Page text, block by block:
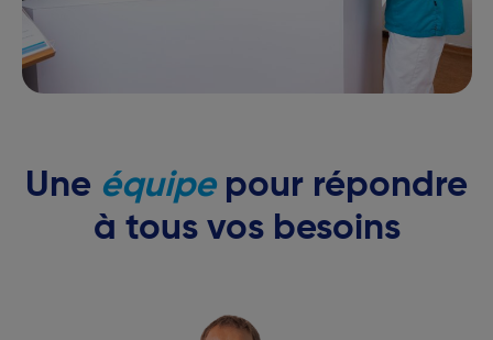
Une équipepour répondre
à tous vos besoins